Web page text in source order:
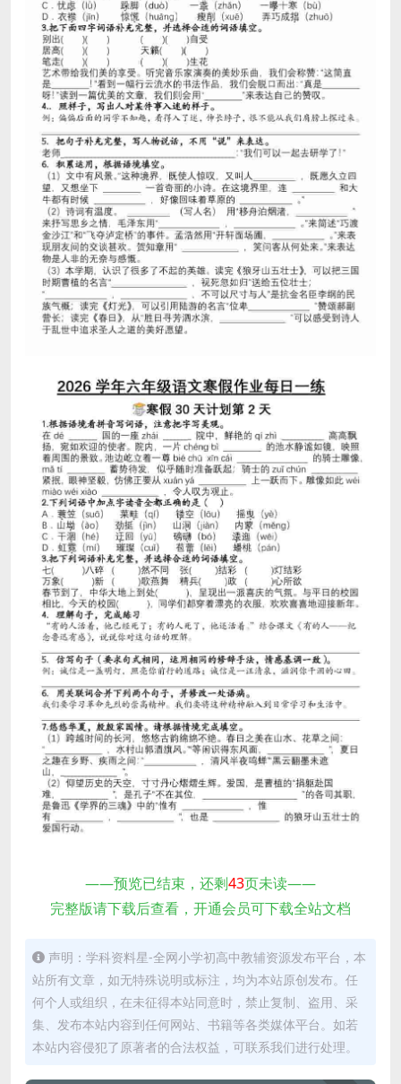
——预览已结束，还剩43页未读——
完整版请下载后查看，开通会员可下载全站文档
声明：学科资料星-全网小学初高中教辅资源发布平台，本
站所有文章，如无特殊说明或标注，均为本站原创发布。任
何个人或组织，在未征得本站同意时，禁止复制、盗用、采
集、发布本站内容到任何网站、书籍等各类媒体平台。如若
本站内容侵犯了原著者的合法权益，可联系我们进行处理。